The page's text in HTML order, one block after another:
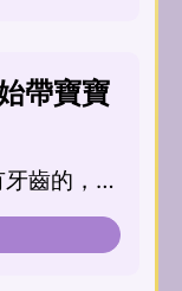
帶寶寶
齒的，大
長出第一
歲半...